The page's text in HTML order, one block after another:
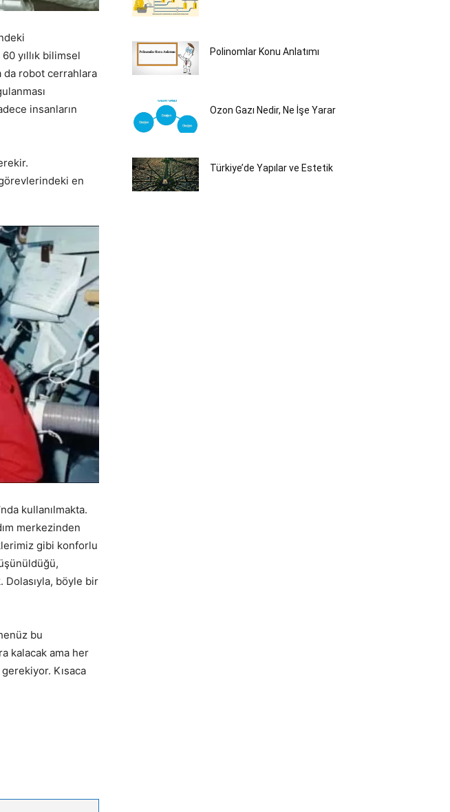
yıllık bilimsel
da robot cerrahlara
insanların
en
kullanılmakta.
merkezinden
gibi konforlu
Dolasıyla, böyle bir
bu
kalacak ama her
Kısaca
Polinomlar Konu Anlatımı
Ozon Gazı Nedir, Ne İşe Yarar
Türkiye’de Yapılar ve Estetik